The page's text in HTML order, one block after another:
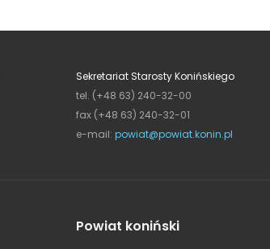
Sekretariat Starosty Konińskiego
tel. (+48 63) 240-32-00
fax (+48 63) 240-32-01
e-mail: powiat@powiat.konin.pl
Powiat koniński